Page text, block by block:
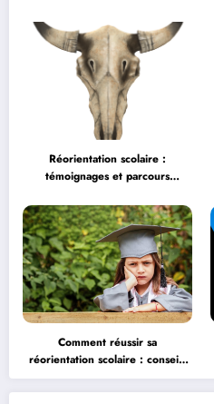
Réorientation scolaire :
témoignages et parcours
Comment réussir sa
réorientation scolaire : conseils
et astuces